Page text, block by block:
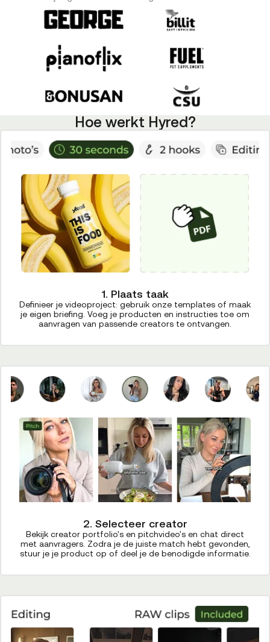
Hoe werkt Hyred?
1. Plaats taak
Definieer je videoproject: gebruik onze templates of maak
je eigen briefing. Voeg je producten en instructies toe om
aanvragen van passende creators te ontvangen.
2. Selecteer creator
Bekijk creator portfolio's en pitchvideo's en chat direct
met aanvragers. Zodra je de juiste match hebt gevonden,
stuur je je product op of deel je de benodigde informatie.